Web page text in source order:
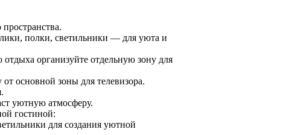
полки, светильники — для уюта и
организуйте отдельную зону для
основной зоны для телевизора.
уютную атмосферу.
гостиной:
для создания уютной